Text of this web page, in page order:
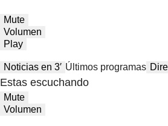
Mute
Volumen
Play
Noticias en 3′ Últimos programas
Estas escuchando
Mute
Volumen